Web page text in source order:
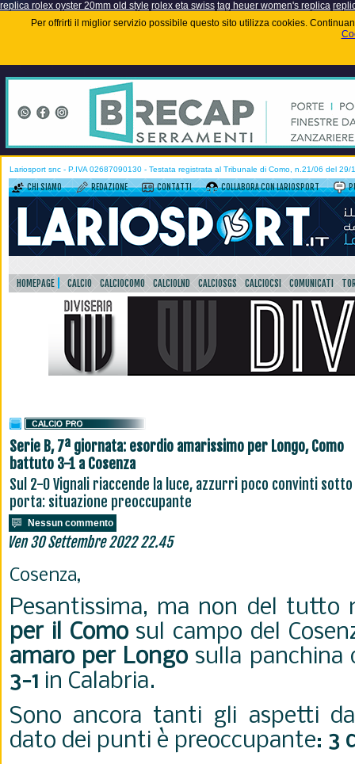
replica rolex oyster 20mm old style rolex eta swiss tag heuer women's replica
Per offrirti il miglior servizio possibile questo sito utilizza cookies.
Lariosport snc - P.IVA 02687090130 - Testata registrata al Tribunale di Como, n.21/06 del 29/
CHI SIAMO REDAZIONE CONTATTI COLLABORA CON LARIOSPORT
HOMEPAGE CALCIO CALCIOCOMO CALCIOLND CALCIOSGS CALCIOCSI COMUNICATI
Serie B, 7ª giornata: esordio amarissimo per Longo, Como
battuto 3-1 a Cosenza
Sul 2-0 Vignali riaccende la luce, azzurri poco convinti sotto
porta: situazione preoccupante
Nessun commento
Ven 30 Settembre 2022 22.45
Cosenza,
Pesantissima, ma non del tutto
per il Comosul campo del
amaro per Longosulla panchina
3-1 in Calabria.
Sono ancora tanti gli aspetti
dato dei punti è preoccupante: 3